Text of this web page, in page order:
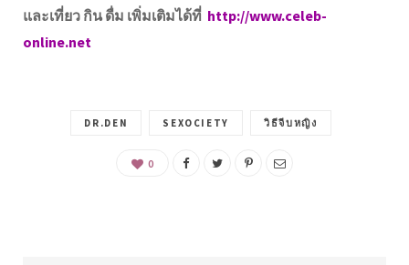
และเที่ยว กิน ดื่ม เพิ่มเติมได้ที่ http://www.celeb-
online.net
DR.DEN SEXOCIETY วิธีจีบหญิง
0